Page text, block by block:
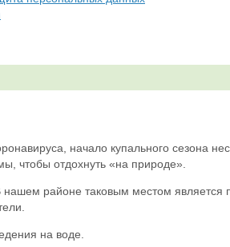
начало купального сезона
чтобы отдохнуть «на природе».
районе таковым местом
на воде.